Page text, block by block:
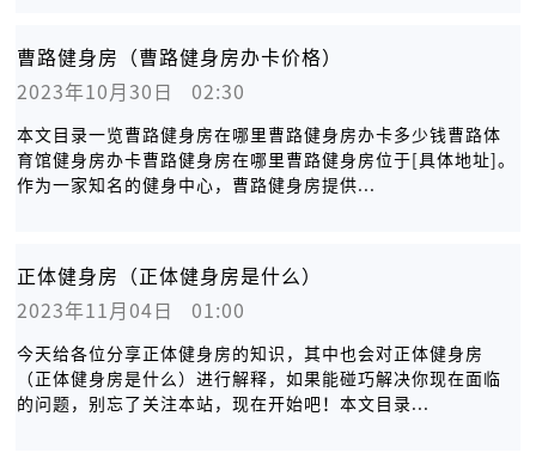
曹路健身房（曹路健身房办卡价格）
2023年10月30日   02:30
本文目录一览曹路健身房在哪里曹路健身房办卡多少钱曹路体
育馆健身房办卡曹路健身房在哪里曹路健身房位于[具体地址]。
作为一家知名的健身中心，曹路健身房提供...
正体健身房（正体健身房是什么）
2023年11月04日   01:00
今天给各位分享正体健身房的知识，其中也会对正体健身房
（正体健身房是什么）进行解释，如果能碰巧解决你现在面临
的问题，别忘了关注本站，现在开始吧！本文目录...